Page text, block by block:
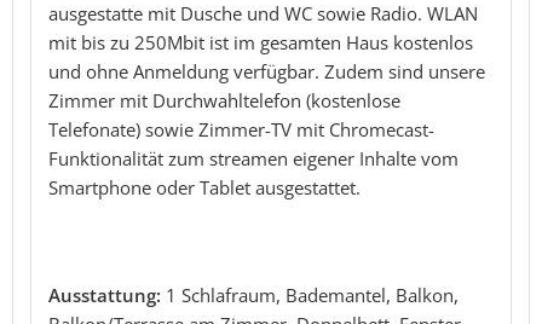
ausgestatte mit Dusche und WC sowie Radio. WLAN
mit bis zu 250Mbit ist im gesamten Haus kostenlos
und ohne Anmeldung verfügbar. Zudem sind unsere
Zimmer mit Durchwahltelefon (kostenlose
Telefonate) sowie Zimmer-TV mit Chromecast-
Funktionalität zum streamen eigener Inhalte vom
Smartphone oder Tablet ausgestattet.
Ausstattung: 1 Schlafraum, Bademantel, Balkon,